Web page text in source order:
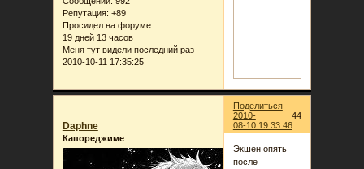
Репутация: +89
Просидел на форуме:
19 дней 13 часов
Меня тут видели последний раз
2010-10-11 17:35:25
Поделиться
44
2010-
08-10 19:33:46
Daphne
Капореджиме
Экшен опять
после